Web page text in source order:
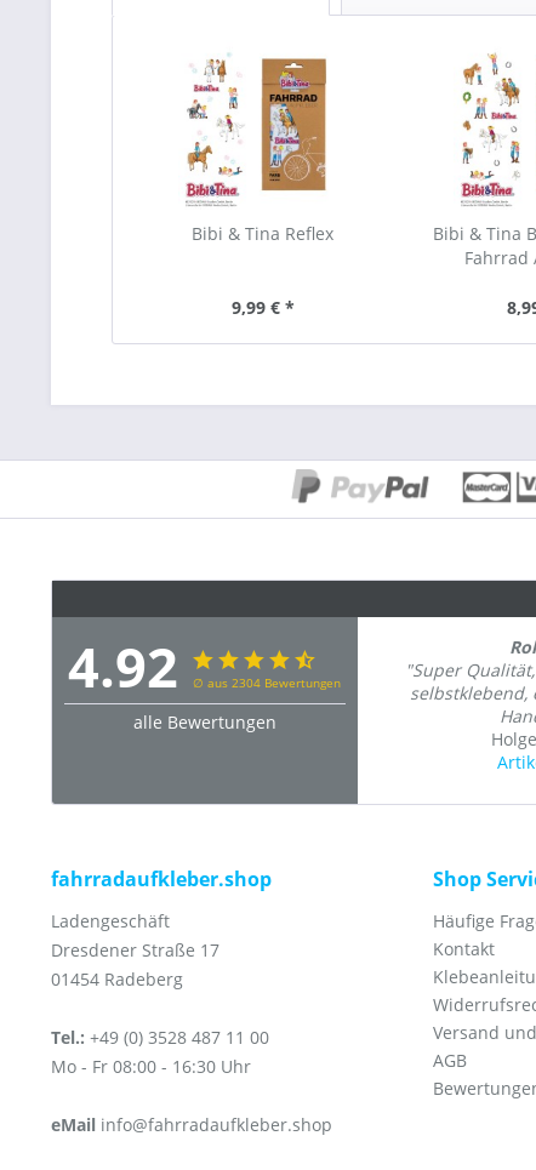
Bibi & Tina Reflex
9,99 € *
Bibi & Tina
Fahrrad
4.92∅ aus 2304 Bewertungen
alle Bewertungen
"Super
fahrradaufkleber.shop
Ladengeschäft
Dresdener Straße 17
01454 Radeberg
Tel.: +49 (0) 3528 487 11 00
Mo - Fr 08:00 - 16:30 Uhr
eMail info@fahrradaufkleber.shop
Shop
Häufige
Kontakt
Versand
AGB